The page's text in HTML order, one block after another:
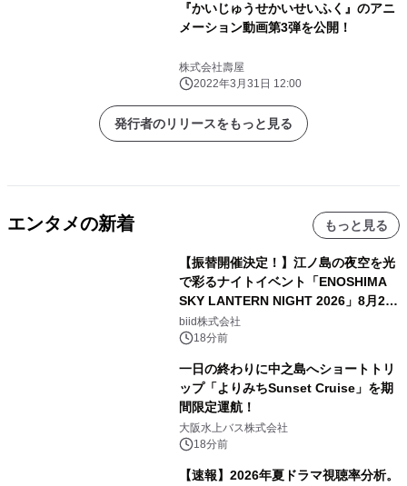
『かいじゅうせかいせいふく』のアニ
メーション動画第3弾を公開！
株式会社壽屋
2022年3月31日 12:00
発行者のリリースをもっと見る
エンタメの新着 もっと見る
【振替開催決定！】江ノ島の夜空を光
で彩るナイトイベント「ENOSHIMA
SKY LANTERN NIGHT 2026」8月22
日(土)振替開催＆受付スタート！
biid株式会社
18分前
一日の終わりに中之島へショートトリ
ップ「よりみちSunset Cruise」を期
間限定運航！
大阪水上バス株式会社
18分前
【速報】2026年夏ドラマ視聴率分析。